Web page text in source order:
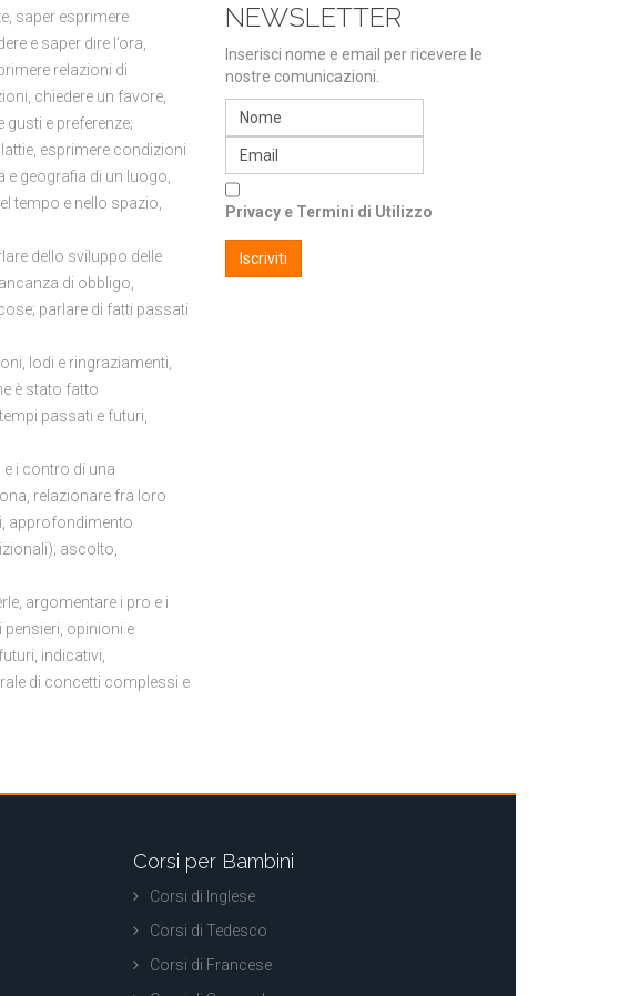
saper esprimere
e saper dire l’ora,
relazioni di
chiedere un favore,
e preferenze;
esprimere condizioni
geografia di un luogo,
tempo e nello spazio,
dello sviluppo delle
di obbligo,
parlare di fatti passati
lodi e ringraziamenti,
è stato fatto
passati e futuri,
i contro di una
relazionare fra loro
approfondimento
ascolto,
argomentare i pro e i
opinioni e
indicativi,
di concetti complessi e
NEWSLETTER
Inserisci nome e email per ricevere le
nostre comunicazioni.
Privacy e Termini di Utilizzo
Corsi per Bambini
Corsi di Inglese
Corsi di Tedesco
Corsi di Francese